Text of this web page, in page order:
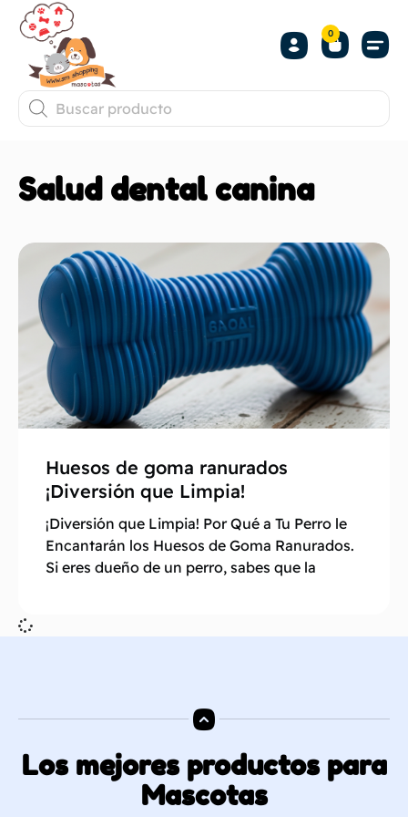
0
Salud dental canina
Huesos de goma ranurados
¡Diversión que Limpia!
¡Diversión que Limpia! Por Qué a Tu Perro le
Encantarán los Huesos de Goma Ranurados.
Si eres dueño de un perro, sabes que la
Los mejores productos para
Mascotas